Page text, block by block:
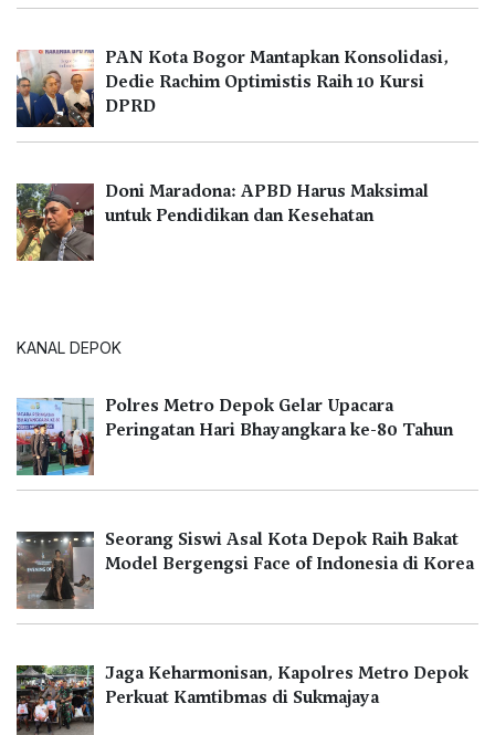
PAN Kota Bogor Mantapkan Konsolidasi,
Dedie Rachim Optimistis Raih 10 Kursi
DPRD
Doni Maradona: APBD Harus Maksimal
untuk Pendidikan dan Kesehatan
KANAL DEPOK
Polres Metro Depok Gelar Upacara
Peringatan Hari Bhayangkara ke-80 Tahun
Seorang Siswi Asal Kota Depok Raih Bakat
Model Bergengsi Face of Indonesia di Korea
Jaga Keharmonisan, Kapolres Metro Depok
Perkuat Kamtibmas di Sukmajaya